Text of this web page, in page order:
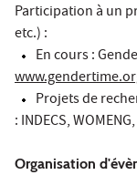
Participation à un
etc.) :
En cours :
Projets de
: INDECS,
Organisation